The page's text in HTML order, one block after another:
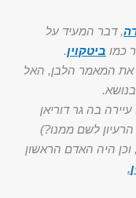
, דבר המעיד על
כמו ביטקוין.
המאמר הלבן, האל
בה גר דוריאן
לשם ממנו?)
, וכן היה האדם הראשון
.